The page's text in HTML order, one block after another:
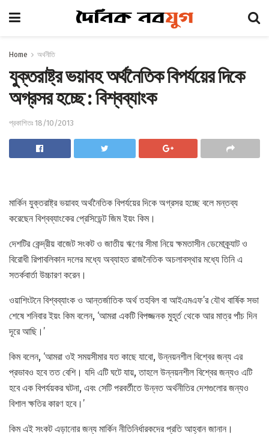
Home অর্থনীতি
যুক্তরাষ্ট্র ভয়াবহ অর্থনৈতিক বিপর্যয়ের দিকে
অগ্রসর হচ্ছে : বিশ্বব্যাংক
প্রকাশিতঃ 18/10/2013
মার্কিন যুক্তরাষ্ট্র ভয়াবহ অর্থনৈতিক বিপর্যয়ের দিকে অগ্রসর হচ্ছে বলে মন্তব্য
করেছেন বিশ্বব্যাংকের প্রেসিডেন্ট জিম ইয়ং কিম।
দেশটির কেন্দ্রীয় বাজেট সংকট ও জাতীয় ঋণের সীমা নিয়ে ক্ষমতাসীন ডেমোক্র্যাট ও
বিরোধী রিপাবলিকান দলের মধ্যে অব্যাহত রাজনৈতিক অচলাবস্থার মধ্যে তিনি এ
সতর্কবার্তা উচ্চারণ করেন।
ওয়াশিংটনে বিশ্বব্যাংক ও আন্তর্জাতিক অর্থ তহবিল বা আইএমএফ’র যৌথ বার্ষিক সভা
শেষে শনিবার ইয়ং কিম বলেন, ‘আমরা একটি বিপজ্জনক মুহূর্ত থেকে আর মাত্র পাঁচ দিন
দূরে আছি।’
কিম বলেন, ‘আমরা ওই সময়সীমার যত কাছে যাবো, উন্নয়নশীল বিশ্বের জন্য এর
প্রভাবও হবে তত বেশি। যদি এটি ঘটে যায়, তাহলে উন্নয়নশীল বিশ্বের জন্যও এটি
হবে এক বিপর্যয়কর ঘটনা, এবং সেটি পরবর্তীতে উন্নত অর্থনীতির দেশগুলোর জন্যও
বিশাল ক্ষতির কারণ হবে।’
কিম এই সংকট এড়ানোর জন্য মার্কিন নীতিনির্ধারকদের প্রতি আহ্বান জানান।